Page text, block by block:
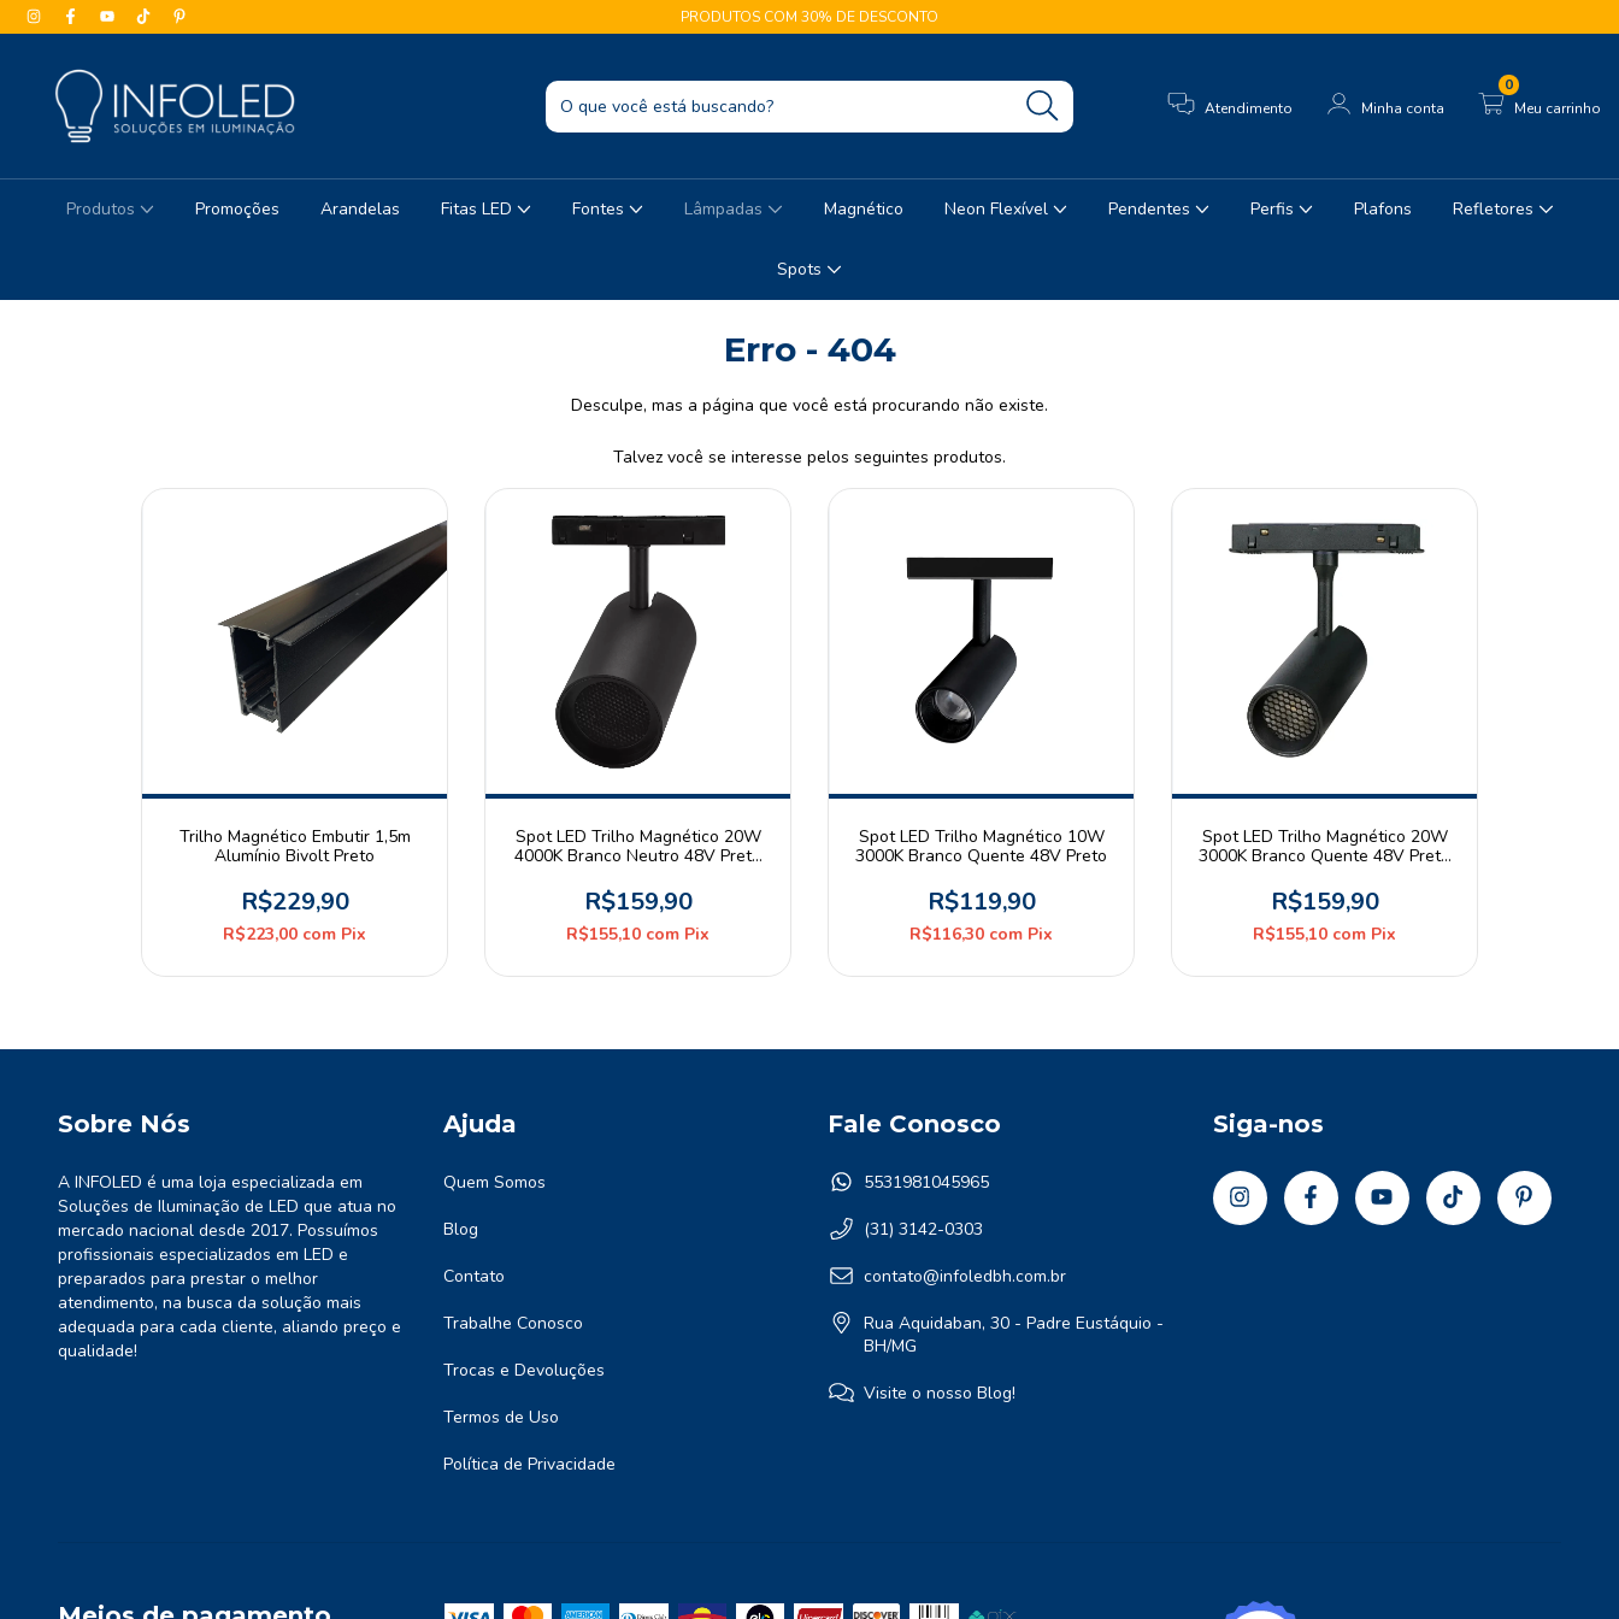
PRODUTOS COM 30% DE DESCONTO
Atendimento Minha conta Meu carrinho
0
Produtos Promoções Arandelas Fitas LED Fontes Lâmpadas Magnético Neon Flexível Pendentes Perfis Plafons Refletores
Spots
Erro - 404
Desculpe, mas a página que você está procurando não existe.
Talvez você se interesse pelos seguintes produtos.
Trilho Magnético Embutir 1,5m
Alumínio Bivolt Preto
R$229,90
R$223,00 com Pix
Spot LED Trilho Magnético 20W
4000K Branco Neutro 48V Preto
R$159,90
R$155,10 com Pix
Spot LED Trilho Magnético 10W
3000K Branco Quente 48V Preto
R$119,90
R$116,30 com Pix
Spot LED Trilho Magnético 20W
3000K Branco Quente 48V Preto
R$159,90
R$155,10 com Pix
Sobre Nós
A INFOLED é uma loja especializada em
Soluções de Iluminação de LED que atua no
mercado nacional desde 2017. Possuímos
profissionais especializados em LED e
preparados para prestar o melhor
atendimento, na busca da solução mais
adequada para cada cliente, aliando preço e
qualidade!
Ajuda
Quem Somos
Blog
Contato
Trabalhe Conosco
Trocas e Devoluções
Termos de Uso
Política de Privacidade
Fale Conosco
5531981045965
(31) 3142-0303
contato@infoledbh.com.br
Rua Aquidaban, 30 - Padre Eustáquio -
BH/MG
Visite o nosso Blog!
Siga-nos